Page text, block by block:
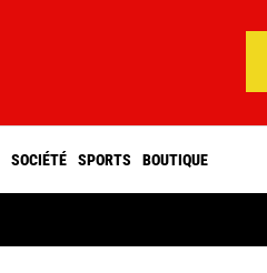
SOCIÉTÉ SPORTS BOUTIQUE